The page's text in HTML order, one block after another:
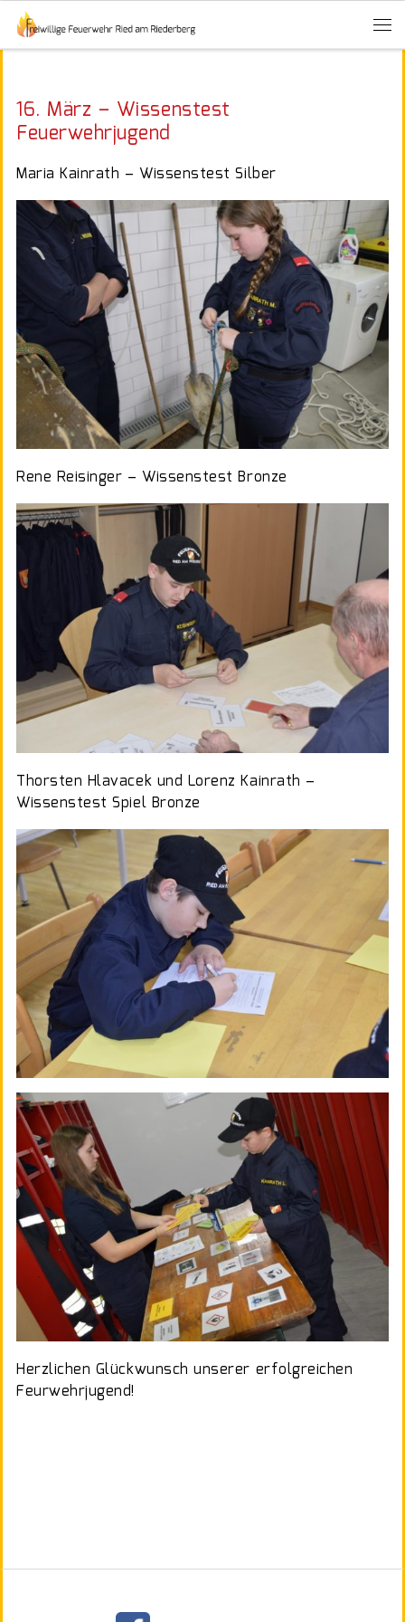
16. März – Wissenstest
Feuerwehrjugend
Maria Kainrath – Wissenstest Silber
Rene Reisinger – Wissenstest Bronze
Thorsten Hlavacek und Lorenz Kainrath –
Wissenstest Spiel Bronze
Herzlichen Glückwunsch unserer erfolgreichen
Feurwehrjugend!